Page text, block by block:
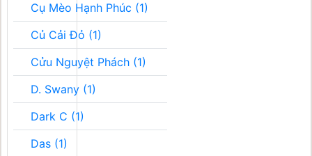
Cụ Mèo Hạnh Phúc (1)
Củ Cải Đỏ (1)
Cửu Nguyệt Phách (1)
D. Swany (1)
Dark C (1)
Das (1)